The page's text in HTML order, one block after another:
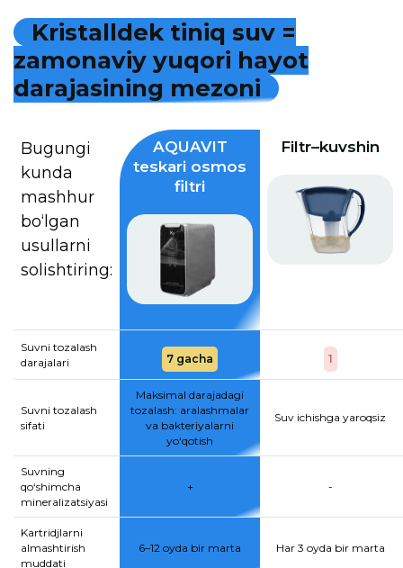
Kristalldek tiniq suv =
zamonaviy yuqori hayot
darajasining mezoni
Bugungi
kunda
mashhur
bo‘lgan
usullarni
solishtiring:
AQUAVIT
teskari osmos
filtri
Filtr–kuvshin
Suvni tozalash
darajalari
7 gacha 1
Suvni tozalash
sifati
Maksimal darajadagi
tozalash: aralashmalar
va bakteriyalarni
yo‘qotish
Suv ichishga yaroqsiz
Suvning
qo‘shimcha
mineralizatsiyasi
+ -
Kartridjlarni
almashtirish
muddati
6–12 oyda bir marta Har 3 oyda bir marta